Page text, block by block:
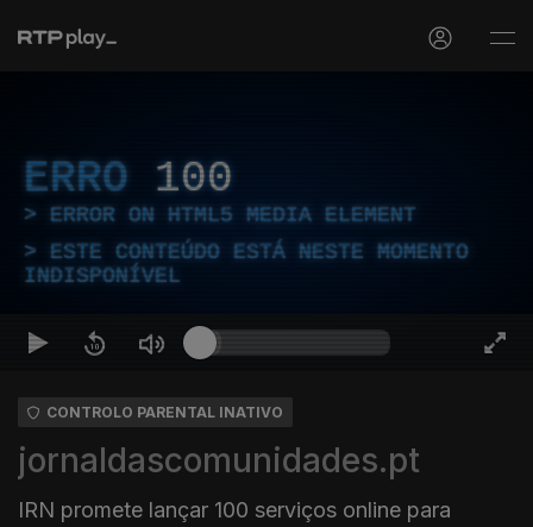
ERRO 100
ERROR ON HTML5 MEDIA ELEMENT
ESTE CONTEÚDO ESTÁ NESTE MOMENTO
INDISPONÍVEL
CONTROLO PARENTAL INATIVO
jornaldascomunidades.pt
IRN promete lançar 100 serviços online para